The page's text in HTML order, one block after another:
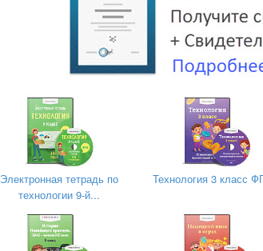
Электронная тетрадь по
технологии 9-й...
Технология 3 класс